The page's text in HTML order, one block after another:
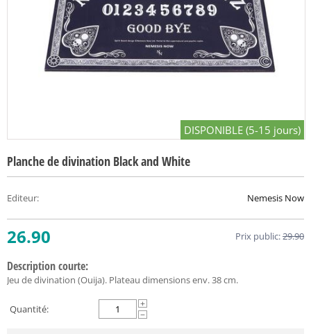
DISPONIBLE (5-15 jours)
Planche de divination Black and White
Editeur: Nemesis Now
26.90 Prix public:29.90
Description courte:
Jeu de divination (Ouija). Plateau dimensions env. 38 cm.
Quantité:
+
−